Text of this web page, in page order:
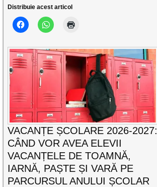
Distribuie acest articol
VACANȚE ȘCOLARE 2026-2027:
CÂND VOR AVEA ELEVII
VACANȚELE DE TOAMNĂ,
IARNĂ, PAȘTE ȘI VARĂ PE
PARCURSUL ANULUI ȘCOLAR